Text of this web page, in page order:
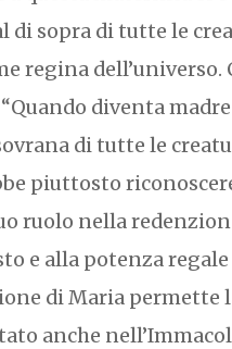
di sopra di tutte le
regina dell’universo.
diventa
di tutte le
piuttosto
ruolo nella
e alla potenza regale
di Maria
anche